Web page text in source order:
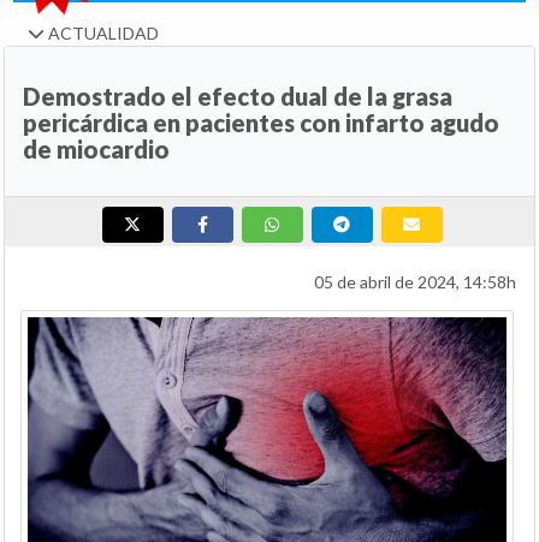
ACTUALIDAD
Demostrado el efecto dual de la grasa
pericárdica en pacientes con infarto agudo
de miocardio
05 de abril de 2024, 14:58h